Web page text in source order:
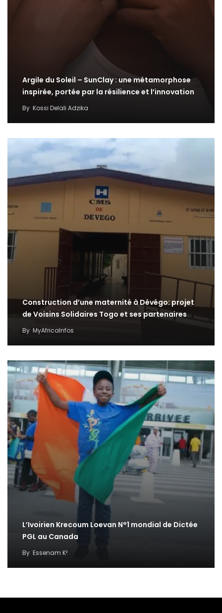
Argile du Soleil – SunClay : une métamorphose
inspirée, portée par la résilience et l’innovation
By Kossi Delali Adzika
Construction d’une maternité à Dévégo: projet
de Voisins Solidaires Togo et ses partenaires
By MyAfricaInfos
L’Ivoirien Krecoum Loevan N°1 mondial de Dictée
PGL au Canada
By Essenam K²